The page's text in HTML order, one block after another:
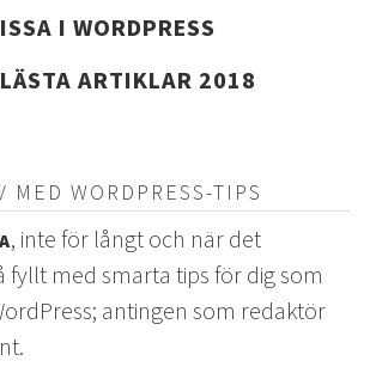
I WORDPRESS
ARTIKLAR 2018
MED WORDPRESS-TIPS
, inte för långt och när det
fyllt med smarta tips för dig som
antingen som redaktör